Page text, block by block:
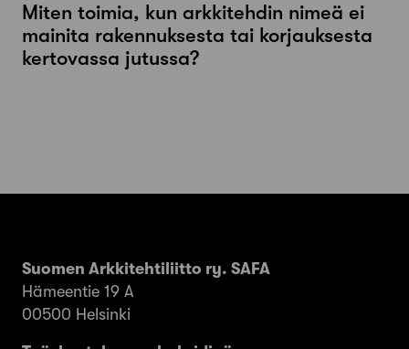
Miten toimia, kun arkkitehdin nimeä ei
mainita rakennuksesta tai korjauksesta
kertovassa jutussa?
Suomen Arkkitehtiliitto ry. SAFA
Hämeentie 19 A
00500 Helsinki